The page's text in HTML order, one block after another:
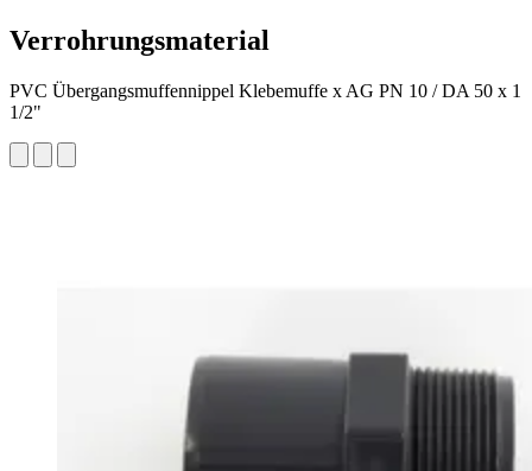
Verrohrungsmaterial
PVC Übergangsmuffennippel Klebemuffe x AG PN 10 / DA 50 x 1
1/2"